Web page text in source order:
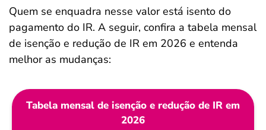
Quem se enquadra nesse valor está isento do
pagamento do IR. A seguir, confira a tabela mensal
de isenção e redução de IR em 2026 e entenda
melhor as mudanças:
Tabela mensal de isenção e redução de IR em
2026